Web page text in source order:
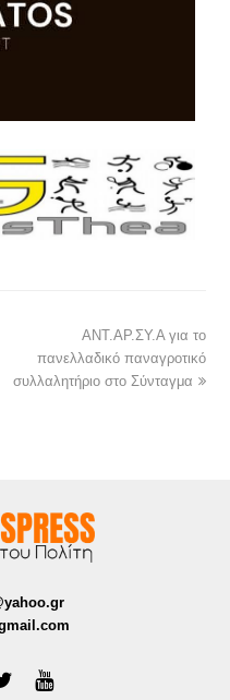
ΑΝΤ.ΑΡ.ΣΥ.Α για το
πανελλαδικό παναγροτικό
συλλαλητήριο στο Σύνταγμα